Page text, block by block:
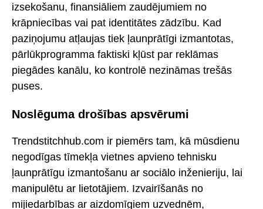
izsekošanu, finansiāliem zaudējumiem no
krāpniecības vai pat identitātes zādzību. Kad
paziņojumu atļaujas tiek ļaunprātīgi izmantotas,
pārlūkprogramma faktiski kļūst par reklāmas
piegādes kanālu, ko kontrolē nezināmas trešās
puses.
Noslēguma drošības apsvērumi
Trendstitchhub.com ir piemērs tam, kā mūsdienu
negodīgas tīmekļa vietnes apvieno tehnisku
ļaunprātīgu izmantošanu ar sociālo inženieriju, lai
manipulētu ar lietotājiem. Izvairīšanās no
mijiedarbības ar aizdomīgiem uzvednēm,